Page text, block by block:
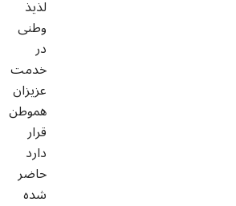
لذیذ
وطنی
در
خدمت
عزیزان
هموطن
قرار
دارد
حاضر
شده